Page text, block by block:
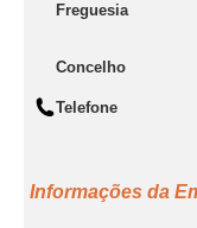
Freguesia
Concelho
Telefone
Informações da